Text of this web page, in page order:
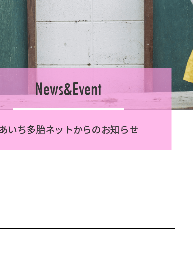
News&Event
あいち多胎ネットからのお知らせ